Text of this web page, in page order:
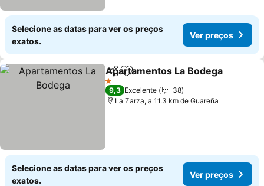
Selecione as datas para ver os preços
exatos.
Ver preços
PartilharAdicionar aos favoritos
Apartamentos La Bodega
1 Estrelas
9,3 Excelente
38
La Zarza, a 11.3 km de Guareña
Selecione as datas para ver os preços
exatos.
Ver preços